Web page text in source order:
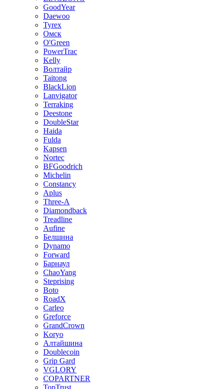
GoodYear
Daewoo
Tyrex
Омск
O'Green
PowerTrac
Kelly
Волтайр
Taitong
BlackLion
Lanvigator
Terraking
Deestone
DoubleStar
Haida
Fulda
Kapsen
Nortec
BFGoodrich
Michelin
Constancy
Aplus
Three-A
Diamondback
Treadline
Aufine
Белшина
Dynamo
Forward
Барнаул
ChaoYang
Steprising
Boto
RoadX
Carleo
Greforce
GrandCrown
Koryo
Алтайшина
Doublecoin
Grip Gard
VGLORY
COPARTNER
TopTrust